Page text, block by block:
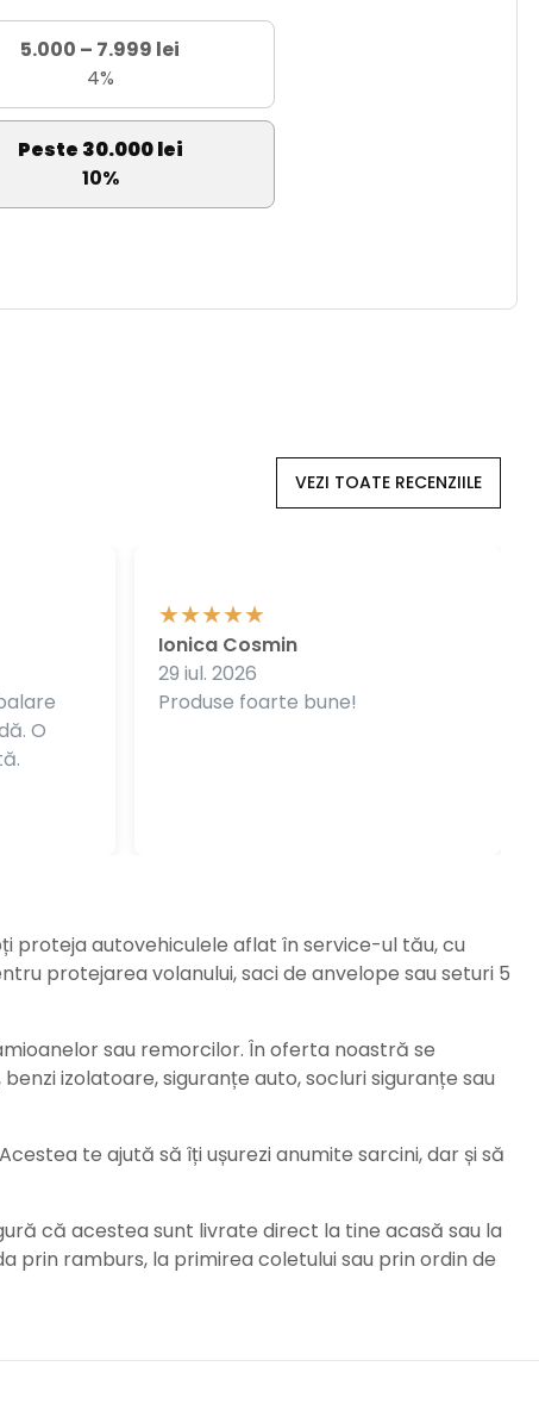
5.000 – 7.999 lei
4%
Peste 30.000 lei
10%
VEZI TOATE RECENZIILE
O
Produse foarte bune!
Ionica Cosmin
29 iul. 2026
proteja autovehiculele aflat în service-ul tău, cu
protejarea volanului, saci de anvelope sau seturi 5
sau remorcilor. În oferta noastră se
izolatoare, siguranțe auto, socluri siguranțe sau
te ajută să îți ușurezi anumite sarcini, dar și să
că acestea sunt livrate direct la tine acasă sau la
prin ramburs, la primirea coletului sau prin ordin de